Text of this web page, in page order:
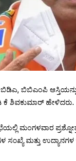
ಬಿಡಿಎ, ಬಿಬಿಎಂಪಿ ಆಸ್ತಿಯನ್ನು
ಶಿವಕುಮಾರ್ ಹೇಳಿದರು.
ಮಂಗಳವಾರ
ಸಂಖ್ಯೆ ಮತ್ತು